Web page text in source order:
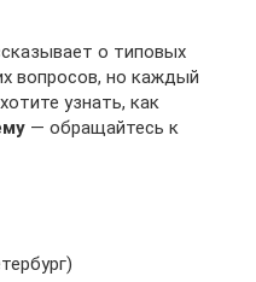
о типовых
вопросов, но каждый
узнать, как
— обращайтесь к